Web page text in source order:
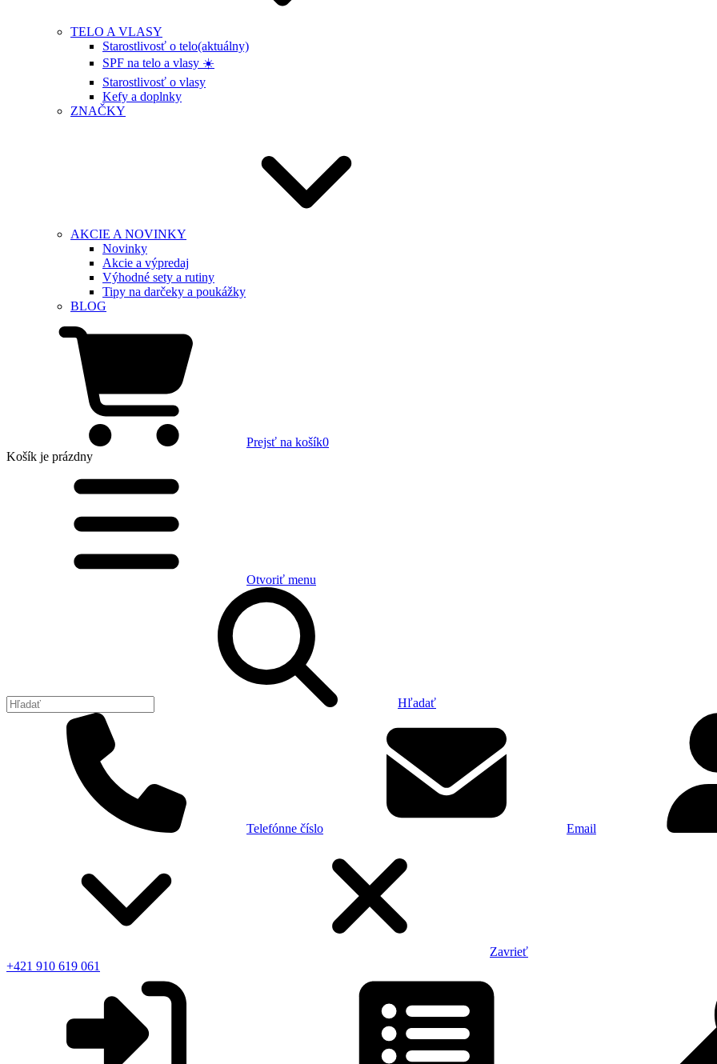
TELO A VLASY
Starostlivosť o telo(aktuálny)
SPF na telo a vlasy ☀️
Starostlivosť o vlasy
Kefy a doplnky
ZNAČKY
AKCIE A NOVINKY
Novinky
Akcie a výpredaj
Výhodné sety a rutiny
Tipy na darčeky a poukážky
BLOG
Prejsť na košík0
Košík je prázdny
Otvoriť menu
Hľadať
Telefónne číslo Email
Zavrieť
+421 910 619 061